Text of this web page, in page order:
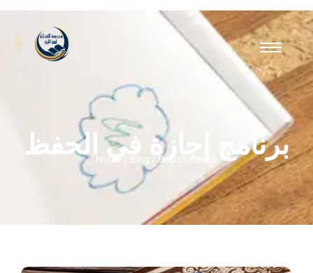
برنامج إجازة في الحفظ
Home / Blog / Search Result